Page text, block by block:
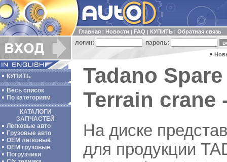
Главная Новости FAQ КУПИТЬ Обратная связь
логин: пароль:
КУПИТЬ
Весь список
По категориям
КАТАЛОГИ
ЗАПЧАСТЕЙ
Легковые авто
Грузовые авто
ОЕМ легковые
OEM грузовые
Погрузчики
Tadano
Terrain crane
На диске
для продукции